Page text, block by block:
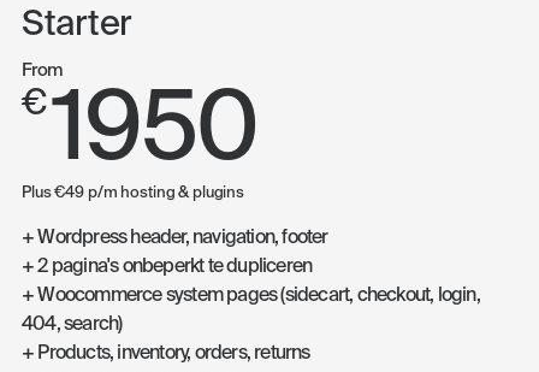
Starter
From
€1950
Plus €49 p/m hosting & plugins
+ Wordpress header, navigation, footer
+ 2 pagina's onbeperkt te dupliceren
+ Woocommerce system pages (sidecart, checkout, login,
404, search)
+ Products, inventory, orders, returns